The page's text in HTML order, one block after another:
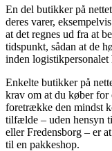
En del butikker på
deres varer,
at det regnes ud fra at
tidspunkt, sådan at de
inden
Enkelte butikker på
krav om at du køber for
foretrække den mindst
tilfælde – uden hensyn
eller Fredensborg – er
til en pakkeshop.